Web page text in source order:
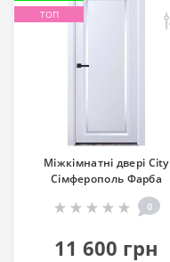
ТОП
Міжкімнатні двері City
Сімферополь Фарба
0
11 600 грн